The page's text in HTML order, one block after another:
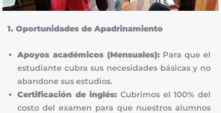
1. Oportunidades de Apadrinamiento
Apoyos académicos (Mensuales): Para que el
estudiante cubra sus necesidades básicas y no
abandone sus estudios.
Certificación de inglés: Cubrimos el 100% del
costo del examen para que nuestros alumnos